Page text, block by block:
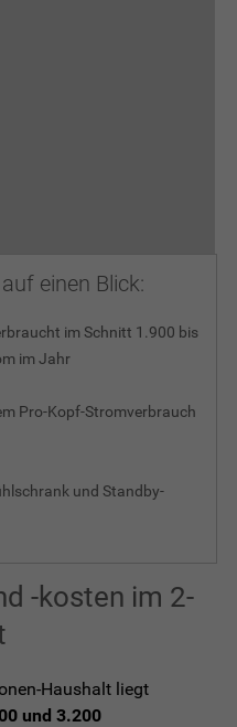
einen Blick:
im Schnitt 1.900 bis
im Jahr
Pro-Kopf-Stromverbrauch
und Standby-
-kosten im 2-
Haushalt liegt
und 3.200